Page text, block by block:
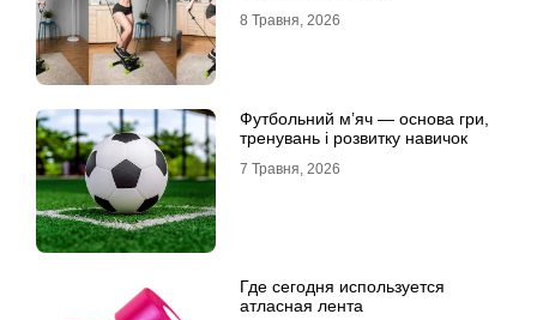
8 Травня, 2026
Футбольний м’яч — основа гри,
тренувань і розвитку навичок
7 Травня, 2026
Где сегодня используется
атласная лента